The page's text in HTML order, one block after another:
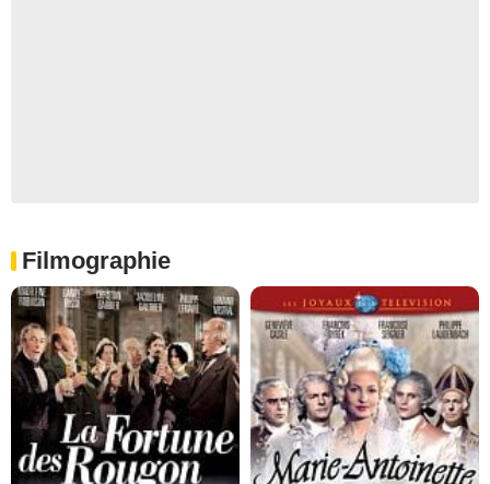
Filmographie